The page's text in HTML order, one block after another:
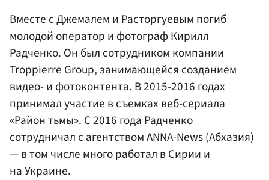
Вместе с Джемалем и Расторгуевым погиб
молодой оператор и фотограф Кирилл
Радченко. Он был сотрудником компании
Troppierre Group, занимающейся созданием
видео- и фотоконтента. В 2015-2016 годах
принимал участие в съемках веб-сериала
«Район тьмы». С 2016 года Радченко
сотрудничал с агентством ANNA-News (Абхазия)
— в том числе много работал в Сирии и
на Украине.